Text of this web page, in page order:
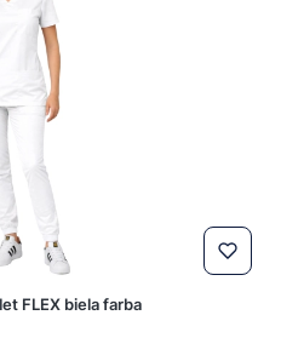
FLEX biela farba